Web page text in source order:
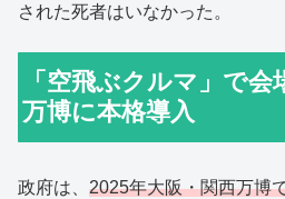
された死者はいなかった。
「空飛ぶクルマ」で
万博に本格導入
政府は、 2025年大阪・関西万博